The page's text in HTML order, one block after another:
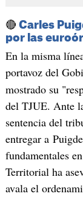
🔴 Carles
por las
En la misma
portavoz del
mostrado su
del TJUE. Ante
sentencia del
entregar a
fundamentales
Territorial ha
avala el